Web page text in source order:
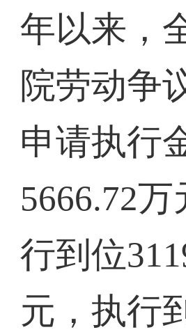
年以来，
院劳动争
申请执行
5666.72
行到位
元，执行